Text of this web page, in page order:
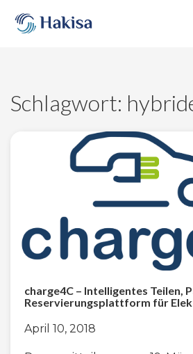
content
Schlagwort:
charge4C – Intelligentes Teilen,
Reservierungsplattform für
April 10, 2018